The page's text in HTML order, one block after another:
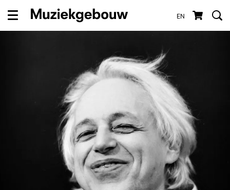
EN
Menu